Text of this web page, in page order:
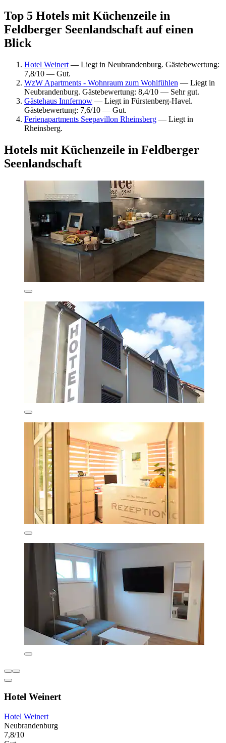
Top 5 Hotels mit Küchenzeile in
Feldberger Seenlandschaft auf einen
Blick
Hotel Weinert — Liegt in Neubrandenburg. Gästebewertung:
7,8/10 — Gut.
WzW Apartments - Wohnraum zum Wohlfühlen — Liegt in
Neubrandenburg. Gästebewertung: 8,4/10 — Sehr gut.
Gästehaus Innfernow — Liegt in Fürstenberg-Havel.
Gästebewertung: 7,6/10 — Gut.
Ferienapartments Seepavillon Rheinsberg — Liegt in
Rheinsberg.
Hotels mit Küchenzeile in Feldberger
Seenlandschaft
Hotel Weinert
Hotel Weinert
Neubrandenburg
7,8/10